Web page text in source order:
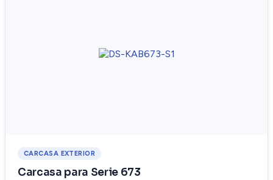
CARCASA EXTERIOR
Carcasa para Serie 673